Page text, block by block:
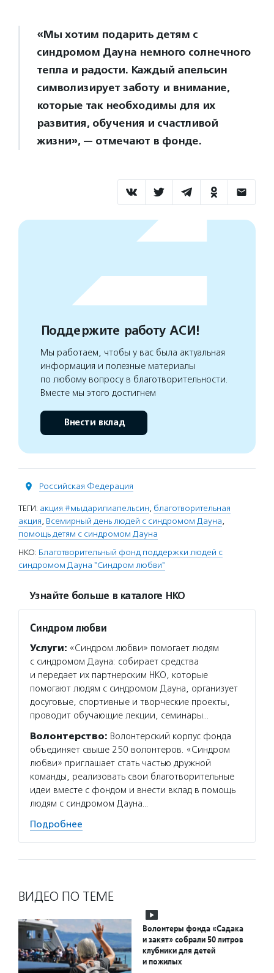
«Мы хотим подарить детям с
синдромом Дауна немного солнечного
тепла и радости. Каждый апельсин
символизирует заботу и внимание,
которые так необходимы для их
развития, обучения и счастливой
жизни», — отмечают в фонде.
Поддержите работу АСИ!
Мы работаем, чтобы у вас была актуальная
информация и полезные материалы
по любому вопросу в благотворительности.
Вместе мы этого достигнем
Внести вклад
Российская Федерация
ТЕГИ: акция #мыдарилиапельсин, благотворительная
акция, Всемирный день людей с синдромом Дауна,
помощь детям с синдромом Дауна
НКО: Благотворительный фонд поддержки людей с
синдромом Дауна "Синдром любви"
Узнайте больше в каталоге НКО
Синдром любви
Услуги: «Синдром любви» помогает людям
с синдромом Дауна: собирает средства
и передает их партнерским НКО, которые
помогают людям с синдромом Дауна, организует
досуговые, спортивные и творческие проекты,
проводит обучающие лекции, семинары…
Волонтерство: Волонтерский корпус фонда
объединяет свыше 250 волонтеров. «Синдром
любви» приглашает стать частью дружной
команды, реализовать свои благотворительные
идеи вместе с фондом и внести вклад в помощь
людям с синдромом Дауна…
Подробнее
ВИДЕО ПО ТЕМЕ
Волонтеры фонда «Садака
и закят» собрали 50 литров
клубники для детей
и пожилых